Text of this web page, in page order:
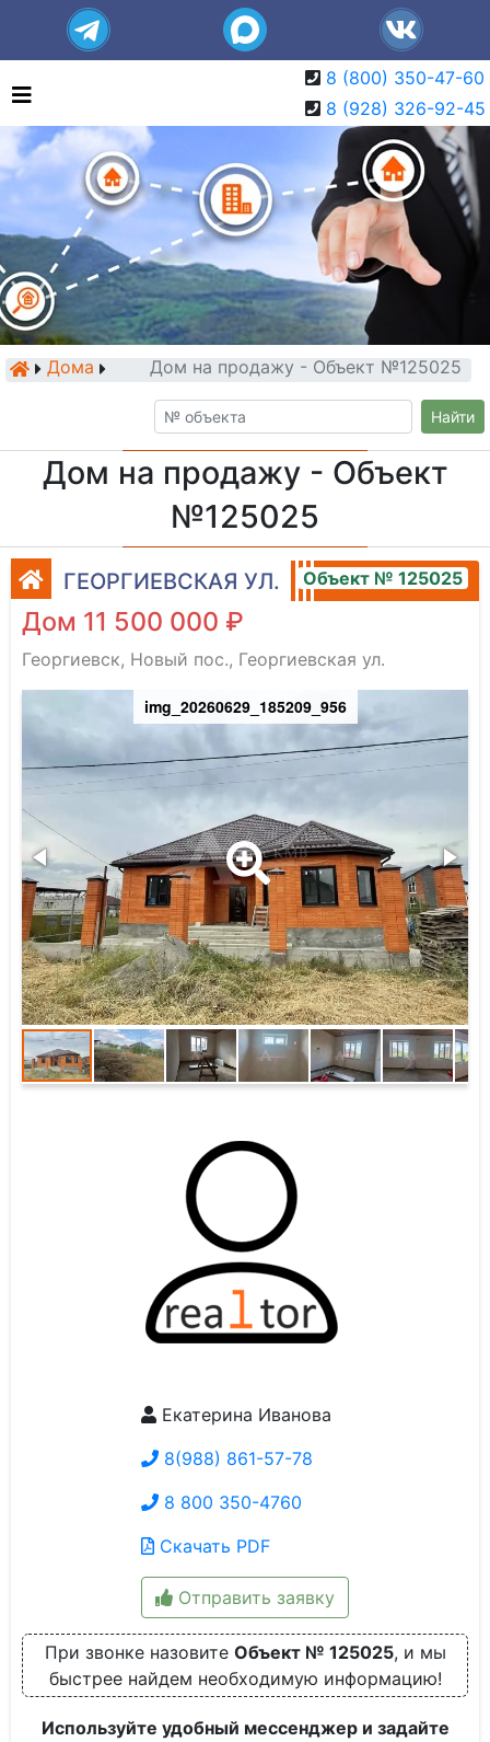
8 (800) 350-47-60
8 (928) 326-92-45
Дома Дом на продажу - Объект №125025
Найти
Дом на продажу - Объект
№125025
ГЕОРГИЕВСКАЯ УЛ. Объект № 125025
Дом 11 500 000 ₽
Георгиевск, Новый пос., Георгиевская ул.
img_20260629_185209_956
Екатерина Иванова
8(988) 861-57-78
8 800 350-4760
Скачать PDF
Отправить заявку
При звонке назовите Объект № 125025, и мы
быстрее найдем необходимую информацию!
Используйте удобный мессенджер и задайте